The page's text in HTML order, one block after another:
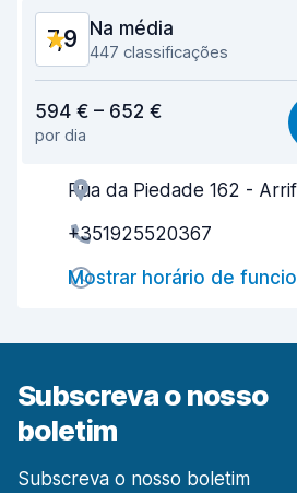
7,9 Na média
447 classificações
Facilidade em encontrar
Eficiência dos agentes
Rapidez do levantamento
Rapidez da devolução
Estado do carro
594 € – 652 €
por dia
Rua da Piedade 162 -
+351925520367
Mostrar horário de
Subscreva o nosso
boletim
Subscreva o nosso boletim